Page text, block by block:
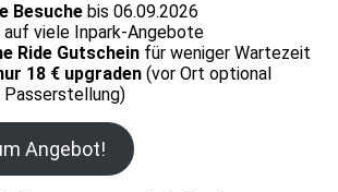
Besuche bis 06.09.2026
auf viele Inpark-Angebote
Ride Gutschein für weniger Wartezeit
18 € upgraden (vor Ort optional
Angebot!